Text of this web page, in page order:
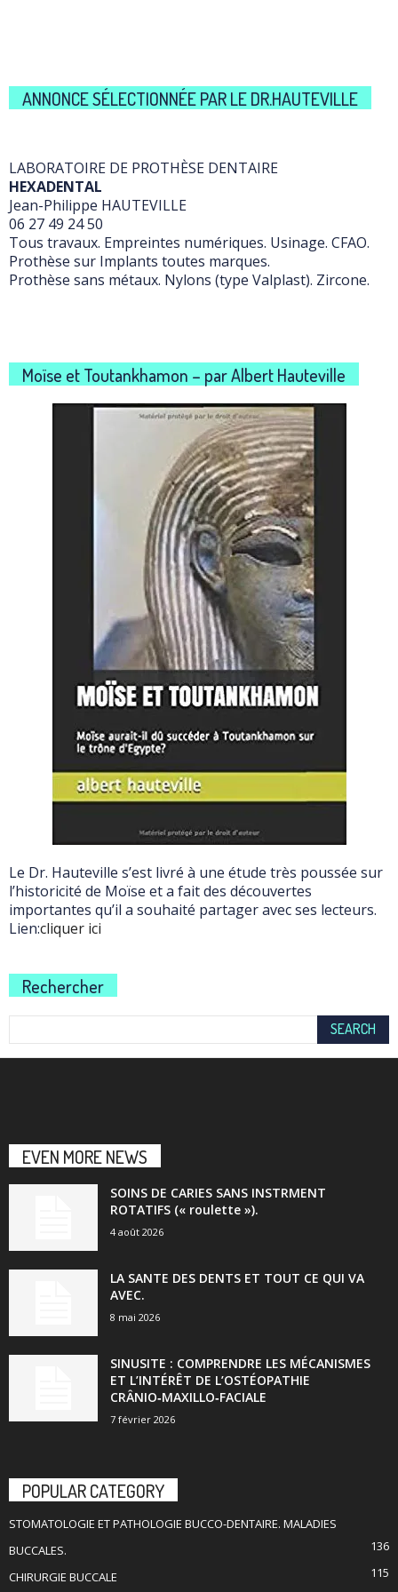
ANNONCE SÉLECTIONNÉE PAR LE DR.HAUTEVILLE
LABORATOIRE DE PROTHÈSE DENTAIRE
HEXADENTAL
Jean-Philippe HAUTEVILLE
06 27 49 24 50
Tous travaux. Empreintes numériques. Usinage. CFAO.
Prothèse sur Implants toutes marques.
Prothèse sans métaux. Nylons (type Valplast). Zircone.
Moïse et Toutankhamon – par Albert Hauteville
Le Dr. Hauteville s’est livré à une étude très poussée sur
l’historicité de Moïse et a fait des découvertes
importantes qu’il a souhaité partager avec ses lecteurs.
Lien:cliquer ici
Rechercher
EVEN MORE NEWS
SOINS DE CARIES SANS INSTRMENT
ROTATIFS (« roulette »).
4 août 2026
LA SANTE DES DENTS ET TOUT CE QUI VA
AVEC.
8 mai 2026
SINUSITE : COMPRENDRE LES MÉCANISMES
ET L’INTÉRÊT DE L’OSTÉOPATHIE
CRÂNIO‑MAXILLO‑FACIALE
7 février 2026
POPULAR CATEGORY
STOMATOLOGIE ET PATHOLOGIE BUCCO-DENTAIRE. MALADIES
BUCCALES.
136
CHIRURGIE BUCCALE
115